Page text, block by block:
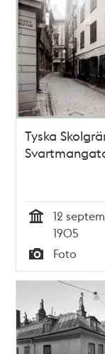
Tyska
12
1905
Typ
Foto